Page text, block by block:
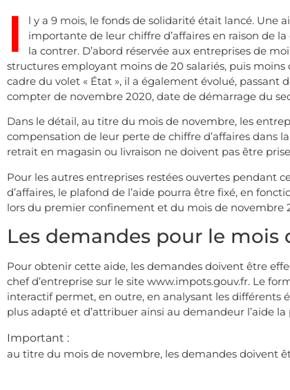
I
l y a 9 mois, le fonds de solidarité était lancé.
importante de leur chiffre d’affaires en raison de
la contrer. D’abord réservée aux entreprises de
structures employant moins de 20 salariés, puis
cadre du volet « État », il a également évolué,
compter de novembre 2020, date de démarrage du
Dans le détail, au titre du mois de novembre, les
compensation de leur perte de chiffre d’affaires dans
retrait en magasin ou livraison ne doivent pas être
Pour les autres entreprises restées ouvertes pendant
d’affaires, le plafond de l’aide pourra être fixé, en
lors du premier confinement et du mois de novembre
Les demandes pour le mois
Pour obtenir cette aide, les demandes doivent être
chef d’entreprise sur le site www.impots.gouv.fr. Le
interactif permet, en outre, en analysant les différents
plus adapté et d’attribuer ainsi au demandeur l’aide la
Important :
au titre du mois de novembre, les demandes doivent